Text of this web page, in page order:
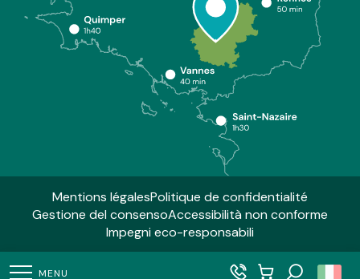
MENU
Mentions légalesPolitique de confidentialité
Gestione del consensoAccessibilità non conforme
Impegni eco-responsabili